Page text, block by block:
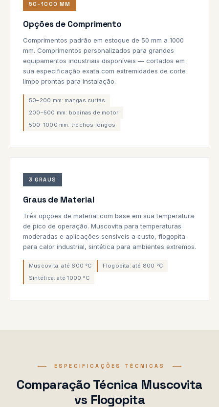
50–1000 MM
Opções de Comprimento
Comprimentos padrão em estoque de 50 mm a 1000
mm. Comprimentos personalizados para grandes
equipamentos industriais disponíveis — cortados em
sua especificação exata com extremidades de corte
limpo prontas para instalação.
50–200 mm: mangas curtas
200–500 mm: bobinas de motor
500–1000 mm: trechos longos
3 GRAUS
Graus de Material
Três opções de material com base em sua temperatura
de pico de operação. Muscovita para temperaturas
moderadas e aplicações sensíveis a custo, flogopita
para calor industrial, sintética para ambientes extremos.
Muscovita: até 600 °C
Flogopita: até 800 °C
Sintética: até 1000 °C
ESPECIFICAÇÕES TÉCNICAS
Comparação Técnica Muscovita
vs Flogopita